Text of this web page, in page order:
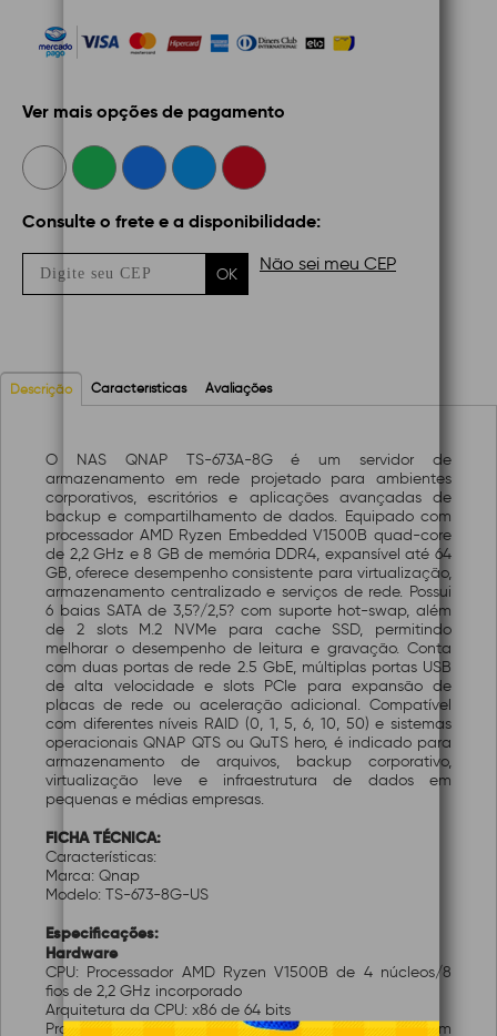
Ver mais opções de pagamento
Consulte o frete e a disponibilidade:
OK Não sei meu CEP
Descrição Características Avaliações
O NAS QNAP TS-673A-8G é um servidor de
armazenamento em rede projetado para ambientes
corporativos, escritórios e aplicações avançadas de
backup e compartilhamento de dados. Equipado com
processador AMD Ryzen Embedded V1500B quad-core
de 2,2 GHz e 8 GB de memória DDR4, expansível até 64
GB, oferece desempenho consistente para virtualização,
armazenamento centralizado e serviços de rede. Possui
6 baias SATA de 3,5?/2,5? com suporte hot-swap, além
de 2 slots M.2 NVMe para cache SSD, permitindo
melhorar o desempenho de leitura e gravação. Conta
com duas portas de rede 2.5 GbE, múltiplas portas USB
de alta velocidade e slots PCIe para expansão de
placas de rede ou aceleração adicional. Compatível
com diferentes níveis RAID (0, 1, 5, 6, 10, 50) e sistemas
operacionais QNAP QTS ou QuTS hero, é indicado para
armazenamento de arquivos, backup corporativo,
virtualização leve e infraestrutura de dados em
pequenas e médias empresas.
FICHA TÉCNICA:
Características:
Marca: Qnap
Modelo: TS-673-8G-US
Especificações:
Hardware
CPU: Processador AMD Ryzen V1500B de 4 núcleos/8
fios de 2,2 GHz incorporado
Arquitetura da CPU: x86 de 64 bits
Processadores gráficos: Opcional através de um